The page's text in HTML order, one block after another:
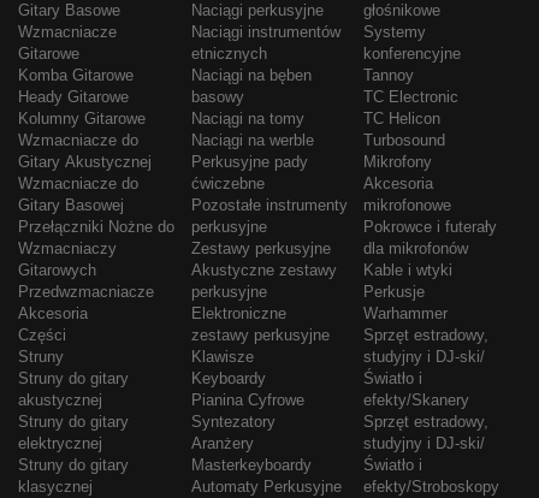
Gitary Basowe
Wzmacniacze
Gitarowe
Komba Gitarowe
Heady Gitarowe
Kolumny Gitarowe
Wzmacniacze do
Gitary Akustycznej
Wzmacniacze do
Gitary Basowej
Przełączniki Nożne do
Wzmacniaczy
Gitarowych
Przedwzmacniacze
Akcesoria
Części
Struny
Struny do gitary
akustycznej
Struny do gitary
elektrycznej
Struny do gitary
klasycznej
Naciągi perkusyjne
Naciągi instrumentów
etnicznych
Naciągi na bęben
basowy
Naciągi na tomy
Naciągi na werble
Perkusyjne pady
ćwiczebne
Pozostałe instrumenty
perkusyjne
Zestawy perkusyjne
Akustyczne zestawy
perkusyjne
Elektroniczne
zestawy perkusyjne
Klawisze
Keyboardy
Pianina Cyfrowe
Syntezatory
Aranżery
Masterkeyboardy
Automaty Perkusyjne
głośnikowe
Systemy
konferencyjne
Tannoy
TC Electronic
TC Helicon
Turbosound
Mikrofony
Akcesoria
mikrofonowe
Pokrowce i futerały
dla mikrofonów
Kable i wtyki
Perkusje
Warhammer
Sprzęt estradowy,
studyjny i DJ-ski/
Światło i
efekty/Skanery
Sprzęt estradowy,
studyjny i DJ-ski/
Światło i
efekty/Stroboskopy